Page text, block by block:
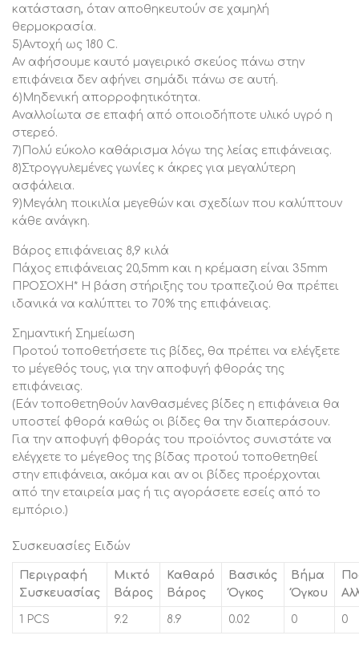
υποστεί φθορά καθώς οι βίδες θα την διαπεράσουν.
Για την αποφυγή φθοράς του προϊόντος συνιστάτε να
ελέγχετε το μέγεθος της βίδας προτού τοποθετηθεί
στην επιφάνεια, ακόμα και αν οι βίδες προέρχονται
από την εταιρεία μας ή τις αγοράσετε εσείς από το
εμπόριο.)
κατάσταση, όταν αποθηκευτούν σε χαμηλή
θερμοκρασία.
5)Αντοχή ως 180 C.
Αν αφήσουμε καυτό μαγειρικό σκεύος πάνω στην
επιφάνεια δεν αφήνει σημάδι πάνω σε αυτή.
6)Μηδενική απορροφητικότητα.
Αναλλοίωτα σε επαφή από οποιοδήποτε υλικό υγρό η
στερεό.
7)Πολύ εύκολο καθάρισμα λόγω της λείας επιφάνειας.
8)Στρογγυλεμένες γωνίες κ άκρες για μεγαλύτερη
ασφάλεια.
9)Μεγάλη ποικιλία μεγεθών και σχεδίων που καλύπτουν
κάθε ανάγκη.
Βάρος επιφάνειας 8,9 κιλά
Πάχος επιφάνειας 20,5mm και η κρέμαση είναι 35mm
ΠΡΟΣΟΧΗ* Η βάση στήριξης του τραπεζιού θα πρέπει
ιδανικά να καλύπτει το 70% της επιφάνειας.
Σημαντική Σημείωση
Προτού τοποθετήσετε τις βίδες, θα πρέπει να ελέγξετε
το μέγεθός τους, για την αποφυγή φθοράς της
επιφάνειας.
(Εάν τοποθετηθούν λανθασμένες βίδες η επιφάνεια θα
υποστεί φθορά καθώς οι βίδες θα την διαπεράσουν.
Για την αποφυγή φθοράς του προϊόντος συνιστάτε να
ελέγχετε το μέγεθος της βίδας προτού τοποθετηθεί
στην επιφάνεια, ακόμα και αν οι βίδες προέρχονται
από την εταιρεία μας ή τις αγοράσετε εσείς από το
εμπόριο.)
Συσκευασίες Ειδών
Περιγραφή
Συσκευασίας
Μικτό
Βάρος
Καθαρό
Βάρος
Βασικός
Όγκος
Βήμα
Όγκου
1 PCS 9.2 8.9 0.02 0 0